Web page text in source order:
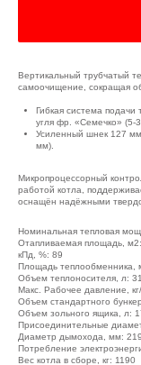
Вертикальный трубчатый
самоочищение, сокращая
Гибкая система
угля фр. «Семечко» (5-
Усиленный шнек 127
мм).
Микропроцессорный
работой котла,
оснащён надёжными
Номинальная тепловая
Отапливаемая площадь,
кПд, %: 89
Площадь теплообменника,
Объем теплоносителя, л:
Макс. Рабочее давление,
Объем стандартного
Объем зольного ящика, л:
Присоединительные
Диаметр дымохода, мм: 219
Потребление
Вес котла в сборе, кг: 1190